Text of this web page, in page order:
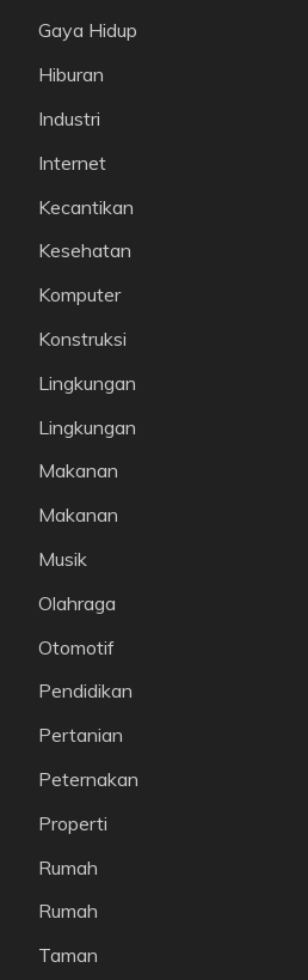
Gaya Hidup
Hiburan
Industri
Internet
Kecantikan
Kesehatan
Komputer
Konstruksi
Lingkungan
Lingkungan
Makanan
Makanan
Musik
Olahraga
Otomotif
Pendidikan
Pertanian
Peternakan
Properti
Rumah
Rumah
Taman